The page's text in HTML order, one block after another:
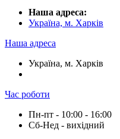
Наша адреса:
Україна, м. Харків
Наша адреса
Україна, м. Харків
Час роботи
Пн-пт - 10:00 - 16:00
Сб-Нед - вихідний